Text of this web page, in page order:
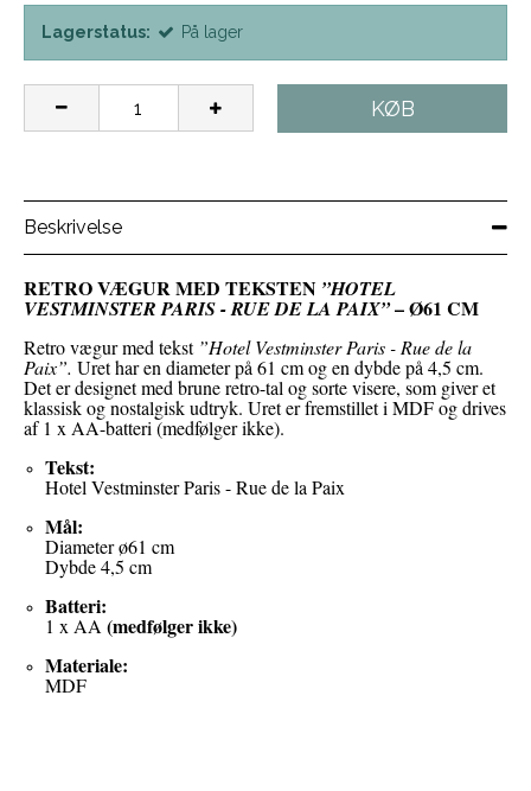
Lagerstatus: På lager
KØB
Beskrivelse
RETRO VÆGUR MED TEKSTEN ”HOTEL
VESTMINSTER PARIS - RUE DE LA PAIX”– Ø61 CM
Retro vægur med tekst ”Hotel Vestminster Paris - Rue de la
Paix”. Uret har en diameter på 61 cm og en dybde på 4,5 cm.
Det er designet med brune retro-tal og sorte visere, som giver et
klassisk og nostalgisk udtryk. Uret er fremstillet i MDF og drives
af 1 x AA-batteri (medfølger ikke).
Tekst:
Hotel Vestminster Paris - Rue de la Paix
Mål:
Diameter ø61 cm
Dybde 4,5 cm
Batteri:
1 x AA (medfølger ikke)
Materiale:
MDF